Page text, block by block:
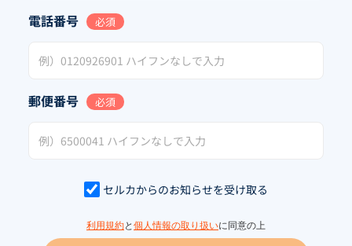
電話番号 必須
郵便番号 必須
セルカからのお知らせを受け取る
利用規約と 個人情報の取り扱いに同意の上